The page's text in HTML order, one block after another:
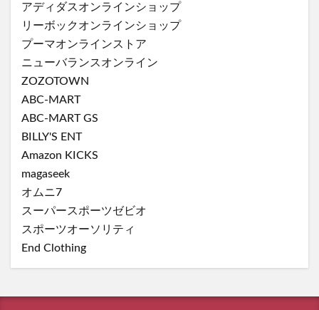
アディダスオンラインショップ
リーボックオンラインショップ
プーマオンラインストア
ニューバランスオンライン
ZOZOTOWN
ABC-MART
ABC-MART GS
BILLY'S ENT
Amazon KICKS
magaseek
オムニ7
スーパースポーツゼビオ
スポーツオーソリティ
End Clothing